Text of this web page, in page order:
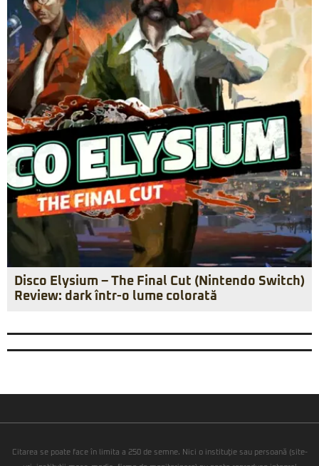
Disco Elysium – The Final Cut (Nintendo Switch)
Review: dark într-o lume colorată
Citarea se poate face în limita a 250 de semne. Nici o instituţie sau persoană (site-